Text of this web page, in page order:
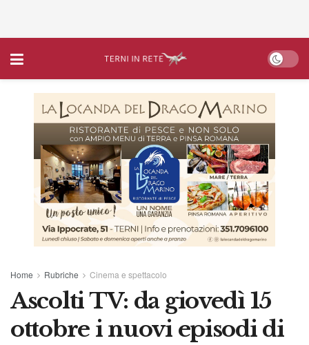
Home Rubriche Cinema e spettacolo
Ascolti TV: da giovedì 15
ottobre i nuovi episodi di